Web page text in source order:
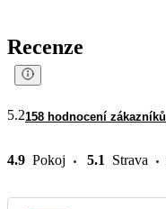
Recenze
5.2158 hodnocení zákazníků
4.9 Pokoj 5.1 Strava